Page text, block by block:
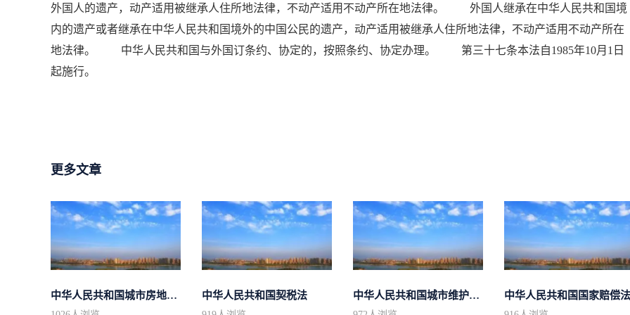
外国人的遗产，动产适用被继承人住所地法律，不动产适用不动产所在地法律。 外国人继承在中华人民共和国境
内的遗产或者继承在中华人民共和国境外的中国公民的遗产，动产适用被继承人住所地法律，不动产适用不动产所在
地法律。 中华人民共和国与外国订条约、协定的，按照条约、协定办理。 第三十七条本法自1985年10月1日
起施行。
更多文章
中华人民共和国城市房地产管理法 中华人民共和国契税法 中华人民共和国城市维护建设税法 中华人民共和国国家赔偿法